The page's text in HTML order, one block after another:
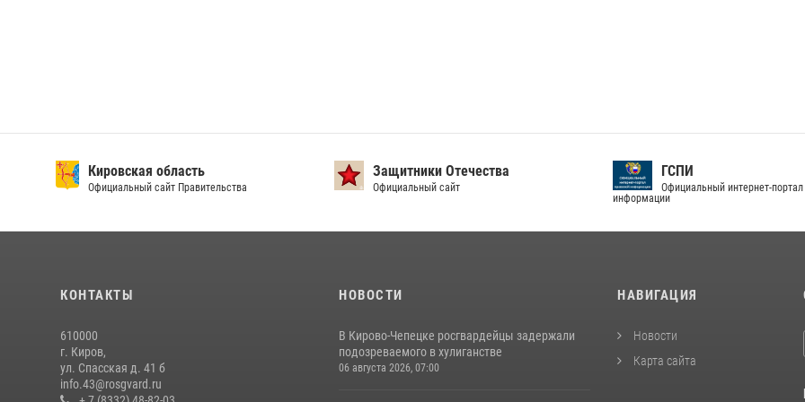
Кировская область
Официальный сайт Правительства
Защитники Отечества
Официальный сайт
ГСПИ
Официальный интернет-
информации
КОНТАКТЫ
610000
г. Киров,
ул. Спасская д. 41 б
info.43@rosgvard.ru
НОВОСТИ
В Кирово-Чепецке росгвардейцы задержали
подозреваемого в хулиганстве
06 августа 2026, 07:00
НАВИГАЦИЯ
Новости
Карта сайта